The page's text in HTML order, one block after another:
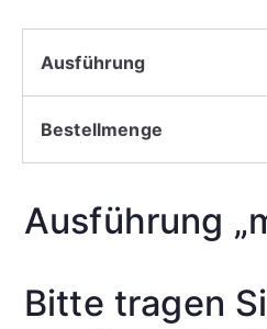
Ausführung
Bestellmenge
Ausführung
Bitte tragen